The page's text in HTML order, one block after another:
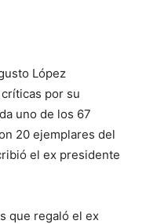
López
por su
uno de los 67
20 ejemplares del
el ex presidente
que regaló el ex